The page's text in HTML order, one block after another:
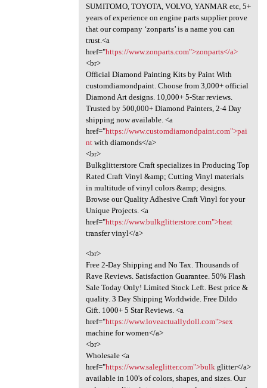
SUMITOMO, TOYOTA, VOLVO, YANMAR etc, 5+
years of experience on engine parts supplier prove
that our company ‘zonparts’ is a name you can
trust.<a
href="https://www.zonparts.com">zonparts</a>
<br>
Official Diamond Painting Kits by Paint With
customdiamondpaint. Choose from 3,000+ official
Diamond Art designs. 10,000+ 5-Star reviews.
Trusted by 500,000+ Diamond Painters, 2-4 Day
shipping now available. <a
href="https://www.customdiamondpaint.com">pai
ntwith diamonds</a>
<br>
Bulkglitterstore Craft specializes in Producing Top
Rated Craft Vinyl &amp; Cutting Vinyl materials
in multitude of vinyl colors &amp; designs.
Browse our Quality Adhesive Craft Vinyl for your
Unique Projects. <a
href="https://www.bulkglitterstore.com">heat
transfer vinyl</a>
<br>
Free 2-Day Shipping and No Tax. Thousands of
Rave Reviews. Satisfaction Guarantee. 50% Flash
Sale Today Only! Limited Stock Left. Best price &
quality. 3 Day Shipping Worldwide. Free Dildo
Gift. 1000+ 5 Star Reviews. <a
href="https://www.loveactuallydoll.com">sex
machine for women</a>
<br>
Wholesale <a
href="https://www.saleglitter.com">bulkglitter</a>
available in 100's of colors, shapes, and sizes. Our